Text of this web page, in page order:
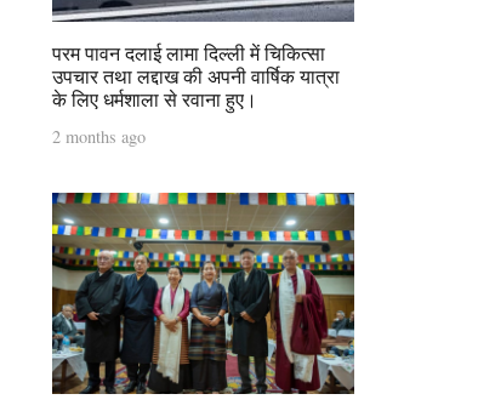
परम पावन दलाई लामा दिल्ली में चिकित्सा
उपचार तथा लद्दाख की अपनी वार्षिक यात्रा
के लिए धर्मशाला से रवाना हुए।
2 months ago